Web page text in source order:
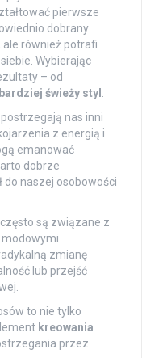
pierwsze
dobrany
ale również potrafi
Wybierając
– od
świeży styl
nas inni
z energią i
emanować
dobrze
do naszej osobowości
są związane z
zmianę
lub przejść
to nie tylko
kreowania
przez